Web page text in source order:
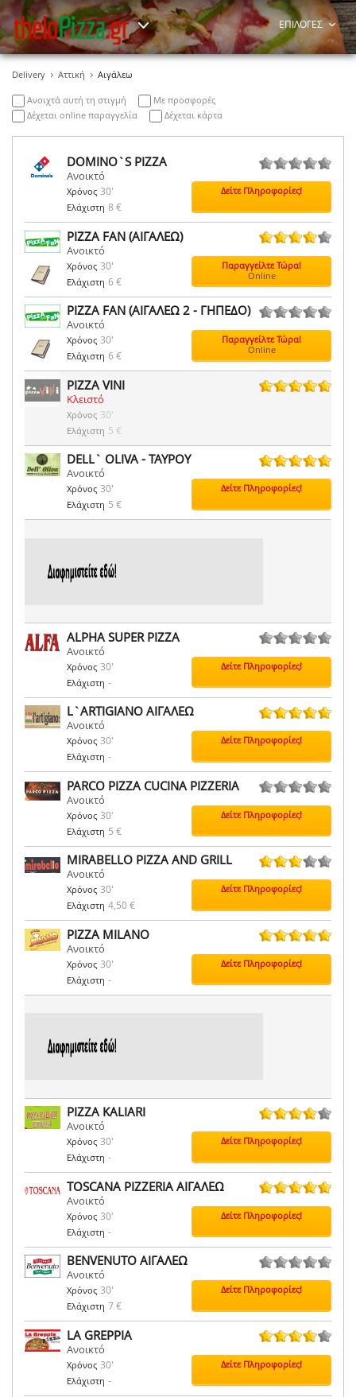
ΕΠΙΛΟΓΕΣ
Delivery Αττική Αιγάλεω
Ανοιχτά αυτή τη στιγμή
Με προσφορές
Δέχεται online παραγγελία
Δέχεται κάρτα
DOMINO`S PIZZA
Ανοικτό
Χρόνος 30'
Ελάχιστη 8 €
Δείτε Πληροφορίες!
PIZZA FAN (ΑΙΓΑΛΕΩ)
Ανοικτό
Χρόνος 30'
Ελάχιστη 6 €
Παραγγείλτε Τώρα!
Online
PIZZA FAN (ΑΙΓΑΛΕΩ 2 - ΓΗΠΕΔΟ)
Ανοικτό
Χρόνος 30'
Ελάχιστη 6 €
Παραγγείλτε Τώρα!
Online
PIZZA VINI
Κλειστό
Χρόνος 30'
Ελάχιστη 5 €
DELL` OLIVA - ΤΑΥΡΟΥ
Ανοικτό
Χρόνος 30'
Ελάχιστη 5 €
Δείτε Πληροφορίες!
ALPHA SUPER PIZZA
Ανοικτό
Χρόνος 30'
Ελάχιστη -
Δείτε Πληροφορίες!
L`ARTIGIANO ΑΙΓΑΛΕΩ
Ανοικτό
Χρόνος 30'
Ελάχιστη -
Δείτε Πληροφορίες!
PARCO PIZZA CUCINA PIZZERIA
Ανοικτό
Χρόνος 30'
Ελάχιστη 5 €
Δείτε Πληροφορίες!
MIRABELLO PIZZA AND GRILL
Ανοικτό
Χρόνος 30'
Ελάχιστη 4,50 €
Δείτε Πληροφορίες!
PIZZA MILANO
Ανοικτό
Χρόνος 30'
Ελάχιστη -
Δείτε Πληροφορίες!
PIZZA KALIARI
Ανοικτό
Χρόνος 30'
Ελάχιστη -
Δείτε Πληροφορίες!
TOSCANA PIZZERIA ΑΙΓΑΛΕΩ
Ανοικτό
Χρόνος 30'
Ελάχιστη -
Δείτε Πληροφορίες!
BENVENUTO ΑΙΓΑΛΕΩ
Ανοικτό
Χρόνος 30'
Ελάχιστη 7 €
Δείτε Πληροφορίες!
LA GREPPIA
Ανοικτό
Χρόνος 30'
Ελάχιστη -
Δείτε Πληροφορίες!